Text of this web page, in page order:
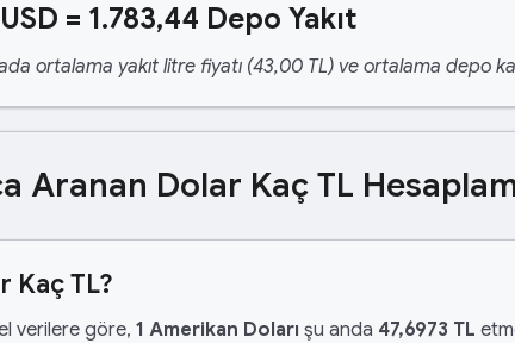
= 1.783,44 Depo Yakıt
ortalama yakıt litre fiyatı (43,00 TL) ve ortalama depo
Aranan Dolar Kaç TL
Kaç TL?
verilere göre, 1 Amerikan Doları şu anda 47,6973 TL